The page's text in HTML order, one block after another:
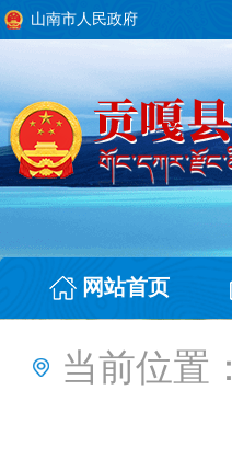
山南市人民政府
网站首页
当前位置：